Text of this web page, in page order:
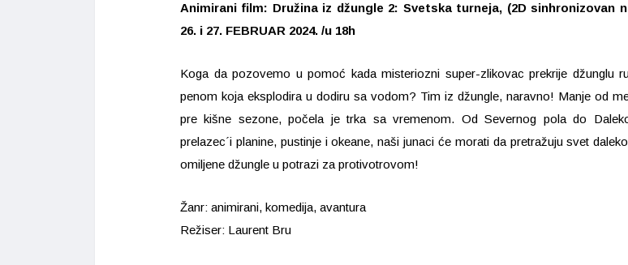
Animirani film: Družina iz džungle 2: Svetska turneja, (2D sinhronizovan
26. i 27. FEBRUAR 2024. /u 18h
Koga da pozovemo u pomoć kada misteriozni super-zlikovac prekrije džunglu
penom koja eksplodira u dodiru sa vodom? Tim iz džungle, naravno! Manje od
pre kišne sezone, počela je trka sa vremenom. Od Severnog pola do
prelazec´i planine, pustinje i okeane, naši junaci će morati da pretražuju svet
omiljene džungle u potrazi za protivotrovom!
Žanr: animirani, komedija, avantura
Režiser: Laurent Bru